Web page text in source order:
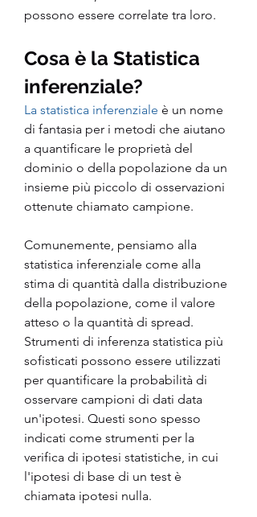
possono essere correlate tra loro.
Cosa è la Statistica
inferenziale?
La statistica inferenziale è un nome
di fantasia per i metodi che aiutano
a quantificare le proprietà del
dominio o della popolazione da un
insieme più piccolo di osservazioni
ottenute chiamato campione.
Comunemente, pensiamo alla
statistica inferenziale come alla
stima di quantità dalla distribuzione
della popolazione, come il valore
atteso o la quantità di spread.
Strumenti di inferenza statistica più
sofisticati possono essere utilizzati
per quantificare la probabilità di
osservare campioni di dati data
un'ipotesi. Questi sono spesso
indicati come strumenti per la
verifica di ipotesi statistiche, in cui
l'ipotesi di base di un test è
chiamata ipotesi nulla.